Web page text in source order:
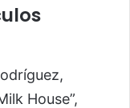
House”,